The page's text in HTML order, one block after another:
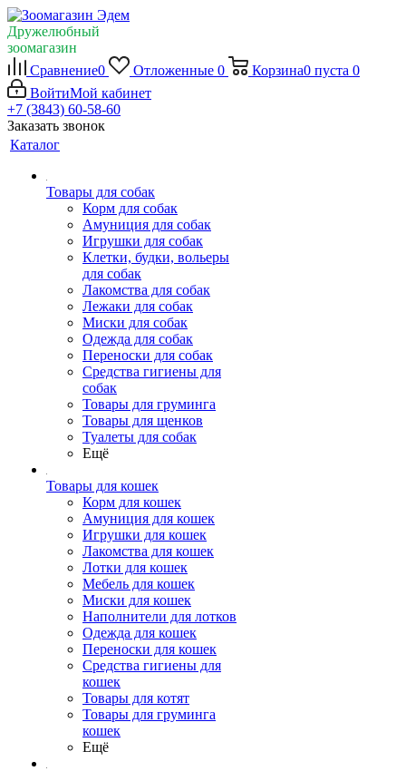
Дружелюбный
зоомагазин
Сравнение0 Отложенные 0 Корзина0 пуста 0
ВойтиМой кабинет
+7 (3843) 60-58-60
Заказать звонок
Каталог
Товары для собак
Корм для собак
Амуниция для собак
Игрушки для собак
Клетки, будки, вольеры
для собак
Лакомства для собак
Лежаки для собак
Миски для собак
Одежда для собак
Переноски для собак
Средства гигиены для
собак
Товары для груминга
Товары для щенков
Туалеты для собак
Ещё
Товары для кошек
Корм для кошек
Амуниция для кошек
Игрушки для кошек
Лакомства для кошек
Лотки для кошек
Мебель для кошек
Миски для кошек
Наполнители для лотков
Одежда для кошек
Переноски для кошек
Средства гигиены для
кошек
Товары для котят
Товары для груминга
кошек
Ещё